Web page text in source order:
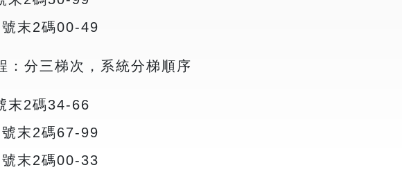
末2碼00-49
：分三梯次，系統分梯順序
末2碼34-66
末2碼67-99
末2碼00-33